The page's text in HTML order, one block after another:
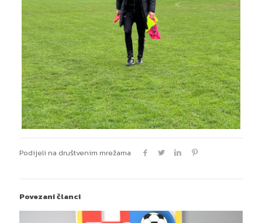
Podijeli na društvenim mrežama
Povezani članci